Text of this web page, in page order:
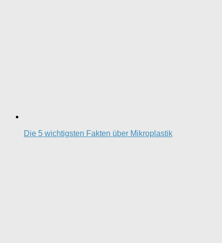
Die 5 wichtigsten Fakten über Mikroplastik